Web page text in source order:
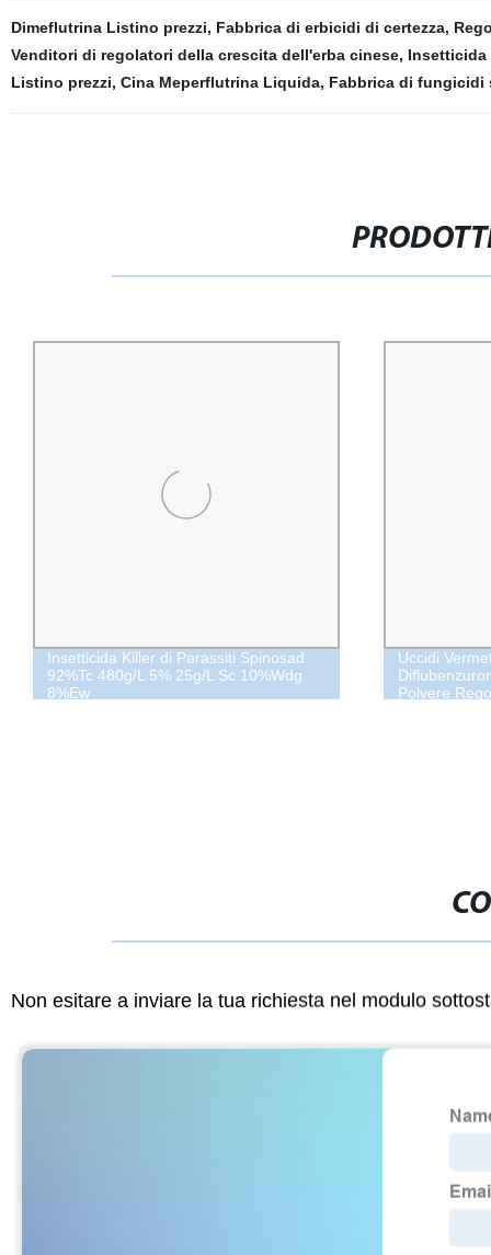
Dimeflutrina Listino prezzi, Fabbrica di erbicidi di certezza,
Venditori di regolatori della crescita dell'erba cinese, Insetticida
Listino prezzi, Cina Meperflutrina Liquida, Fabbrica di fungicidi
Insetticida Killer di Parassiti Spinosad
92%Tc 480g/L 5% 25g/L Sc 10%Wdg
8%Ew
Uccidi
Polvere
Non esitare a inviare la tua richiesta nel modulo